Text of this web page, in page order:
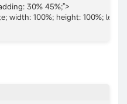
30% 45%;">
width: 100%; height: 100%; left: